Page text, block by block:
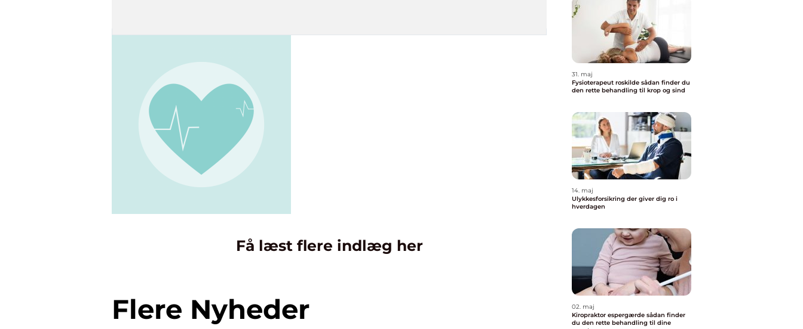
Få læst flere indlæg her
Flere Nyheder
31. maj
Fysioterapeut roskilde sådan finder du
den rette behandling til krop og sind
14. maj
Ulykkesforsikring der giver dig ro i
hverdagen
02. maj
Kiropraktor espergærde sådan finder
du den rette behandling til dine